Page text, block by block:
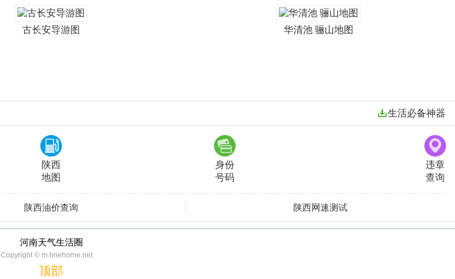
古长安导游图 华清池 骊山地图
生活必备神器
陕西
地图
身份
号码
违章
查询
陕西油价查询 陕西网速测试
河南天气生活圈
Copyright © m.hnehome.net
顶部